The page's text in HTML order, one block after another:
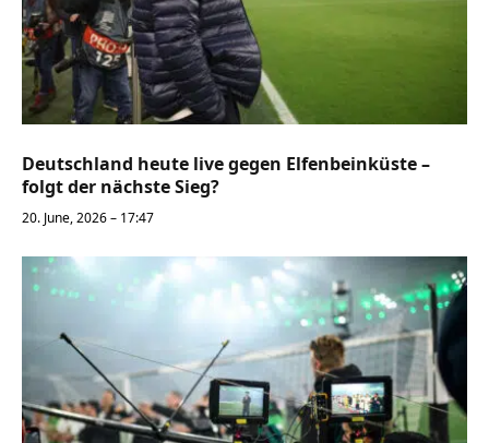
Deutschland heute live gegen Elfenbeinküste –
folgt der nächste Sieg?
20. June, 2026 – 17:47